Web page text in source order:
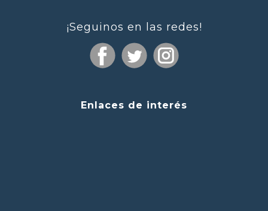
¡Seguinos en las redes!
Enlaces de interés